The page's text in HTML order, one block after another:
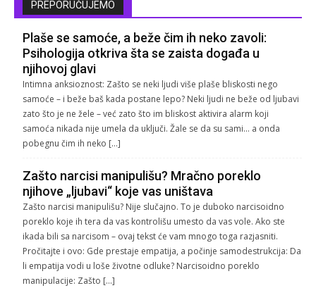
PREPORUČUJEMO
Plaše se samoće, a beže čim ih neko zavoli:
Psihologija otkriva šta se zaista događa u
njihovoj glavi
Intimna anksioznost: Zašto se neki ljudi više plaše bliskosti nego
samoće – i beže baš kada postane lepo? Neki ljudi ne beže od ljubavi
zato što je ne žele – već zato što im bliskost aktivira alarm koji
samoća nikada nije umela da uključi. Žale se da su sami… a onda
pobegnu čim ih neko […]
Zašto narcisi manipulišu? Mračno poreklo
njihove „ljubavi“ koje vas uništava
Zašto narcisi manipulišu? Nije slučajno. To je duboko narcisoidno
poreklo koje ih tera da vas kontrolišu umesto da vas vole. Ako ste
ikada bili sa narcisom – ovaj tekst će vam mnogo toga razjasniti.
Pročitajte i ovo: Gde prestaje empatija, a počinje samodestrukcija: Da
li empatija vodi u loše životne odluke? Narcisoidno poreklo
manipulacije: Zašto […]